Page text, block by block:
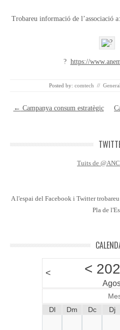
Trobareu informació de l’associació a:
? https://
Posted by: comtech // General
Post navigation
← Campanya consum estratègic
Tuits de
A l'espai del Facebook i Twitter
Pla de
< <
Dl
Dm Dc Dj